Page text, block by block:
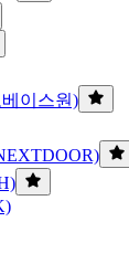
이스원)